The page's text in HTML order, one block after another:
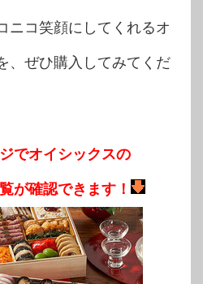
ニコ笑顔にしてくれるオ
、ぜひ購入してみてくだ
でオイシックスの
が確認できます！